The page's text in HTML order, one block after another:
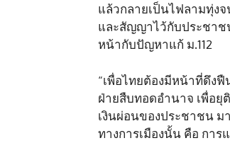
แล้วกลายเป็นไฟลามทุ่ง
และสัญญาไว้กับประชาช
หน้ากับปัญหาแก้ ม.112
“เพื่อไทยต้องมีหน้าที่ดึง
ฝ่ายสืบทอดอำนาจ เพื่อ
เงินผ่อนของประชาชน ม
ทางการเมืองนั้น คือ กา